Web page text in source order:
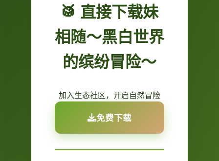
🥁 直接下载妹
相随～黑白世界
的缤纷冒险～
加入生态社区，开启自然冒险
免费下载